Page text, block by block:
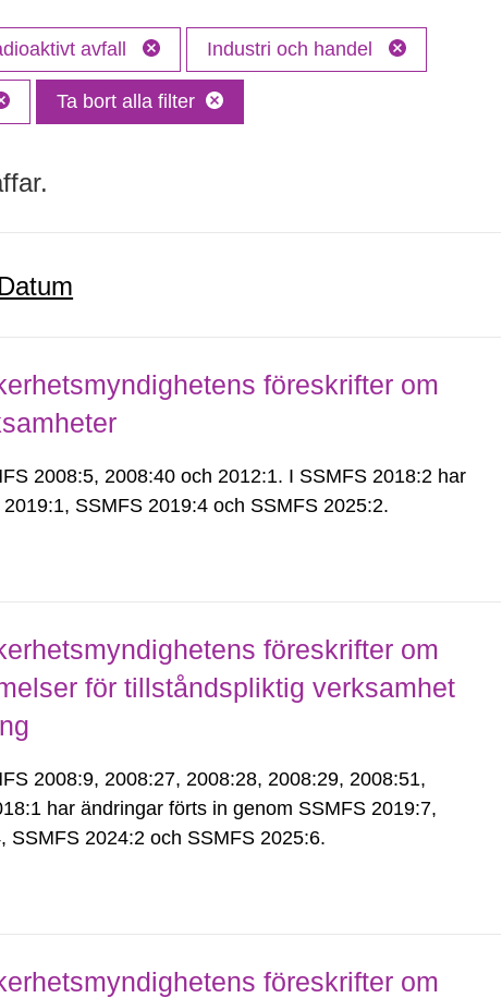
avfall Industri och handel
Ta bort alla filter
Datum
föreskrifter om
2008:5, 2008:40 och 2012:1. I SSMFS 2018:2 har
SSMFS 2019:4 och SSMFS 2025:2.
föreskrifter om
för tillståndspliktig verksamhet
2008:9, 2008:27, 2008:28, 2008:29, 2008:51,
har ändringar förts in genom SSMFS 2019:7,
SSMFS 2024:2 och SSMFS 2025:6.
föreskrifter om